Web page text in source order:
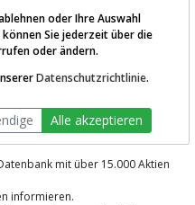
Plattform von
mit über 15.000 Aktien
informieren.
oder Ihre Auswahl
Sie jederzeit über die
oder ändern.
Datenschutzrichtlinie.
Alle akzeptieren